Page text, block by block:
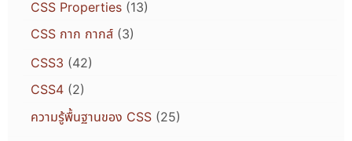
CSS Properties(13)
CSS กาก กากส์(3)
CSS3 (42)
CSS4(2)
ความรู้พื้นฐานของ CSS(25)